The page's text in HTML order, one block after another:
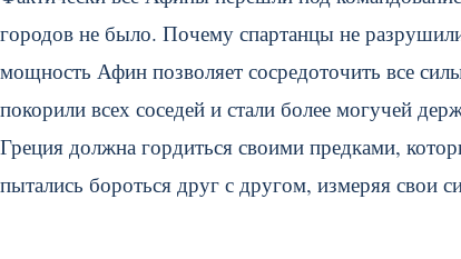
городов не было. Почему спартанцы не
мощность Афин позволяет сосредоточить все
покорили всех соседей и стали более могучей
Греция должна гордиться своими предками,
пытались бороться друг с другом, измеряя свои